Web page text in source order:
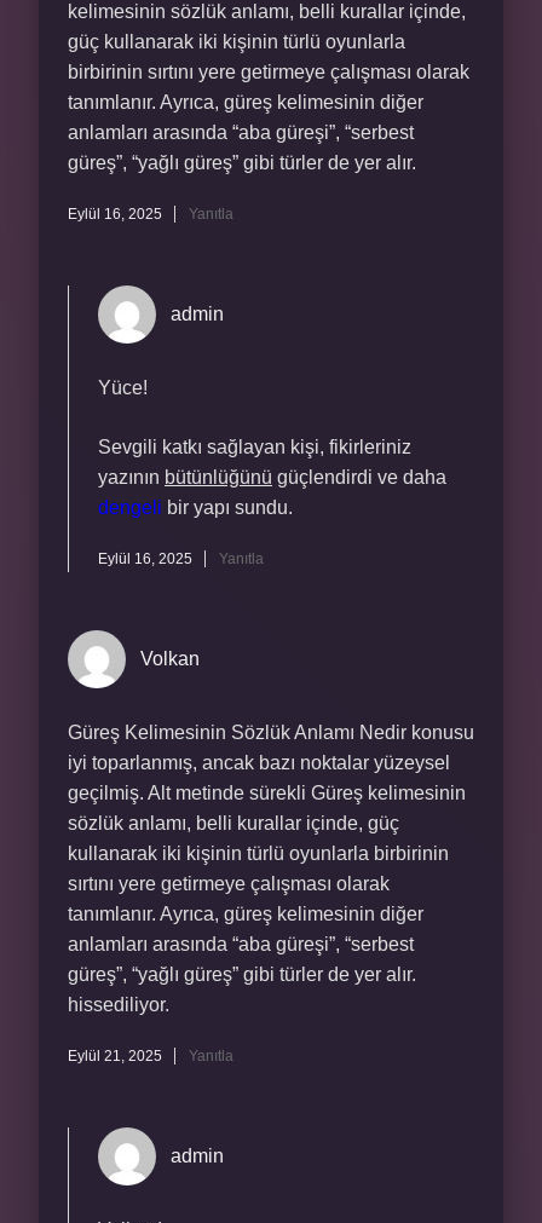
kelimesinin sözlük anlamı, belli kurallar içinde,
güç kullanarak iki kişinin türlü oyunlarla
birbirinin sırtını yere getirmeye çalışması olarak
tanımlanır. Ayrıca, güreş kelimesinin diğer
anlamları arasında “aba güreşi”, “serbest
güreş”, “yağlı güreş” gibi türler de yer alır.
Eylül 16, 2025 Yanıtla
admin
Yüce!
Sevgili katkı sağlayan kişi, fikirleriniz
yazının bütünlüğünü güçlendirdi ve daha
dengeli bir yapı sundu.
Eylül 16, 2025 Yanıtla
Volkan
Güreş Kelimesinin Sözlük Anlamı Nedir konusu
iyi toparlanmış, ancak bazı noktalar yüzeysel
geçilmiş. Alt metinde sürekli Güreş kelimesinin
sözlük anlamı, belli kurallar içinde, güç
kullanarak iki kişinin türlü oyunlarla birbirinin
sırtını yere getirmeye çalışması olarak
tanımlanır. Ayrıca, güreş kelimesinin diğer
anlamları arasında “aba güreşi”, “serbest
güreş”, “yağlı güreş” gibi türler de yer alır.
hissediliyor.
Eylül 21, 2025 Yanıtla
admin